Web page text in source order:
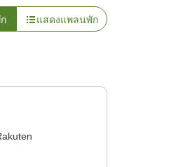
แสดงแพลนพัก